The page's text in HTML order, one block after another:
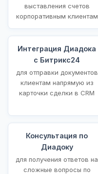
выставления счетов
корпоративным клиентам
Интеграция Диадока
с Битрикс24
для отправки документов
клиентам напрямую из
карточки сделки в CRM
Консультация по
Диадоку
для получения ответов на
сложные вопросы по